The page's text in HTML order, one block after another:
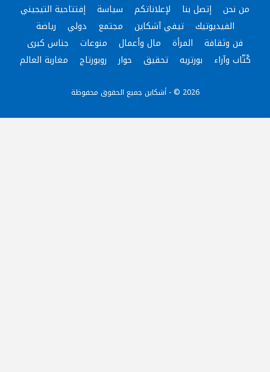
من نحن إتصل بنا لإعلاناتكم سياسة
إفتتاحية التيجيني
الفيديوتيك
تيفي آشكاين مجتمع دولي
رياضة
فن وثقافة
المرأة مال وأعمال منوعات
جناس كبرى
كُتّاب وآراء
بورتريه تحقيق حوار روبورتاج مغاربة العالم
2026 © - أشكاين جميع الحقوق محفوظة